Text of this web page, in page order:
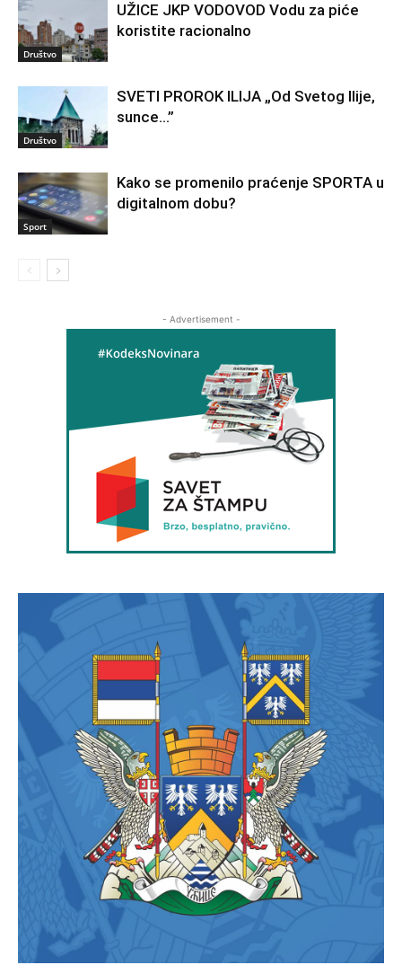
Društvo
UŽICE JKP VODOVOD Vodu za piće
koristite racionalno
Društvo
SVETI PROROK ILIJA „Od Svetog Ilije,
sunce…”
Sport
Kako se promenilo praćenje SPORTA u
digitalnom dobu?
- Advertisement -